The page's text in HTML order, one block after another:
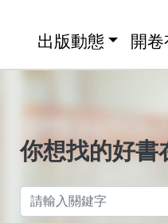
出版動態 開
你想找的好書